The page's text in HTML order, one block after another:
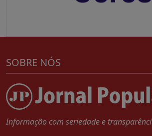
SOBRE NÓS
Informação com seriedade e